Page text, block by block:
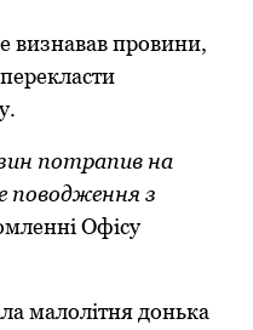
визнавав провини,
потрапив на
поводження з
Офісу
малолітня донька